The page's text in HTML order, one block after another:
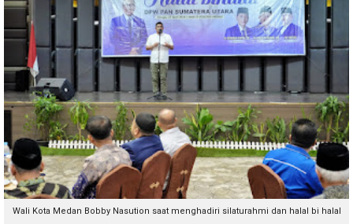
Wali Kota Medan Bobby Nasution saat menghadiri silaturahmi dan halal bi halal